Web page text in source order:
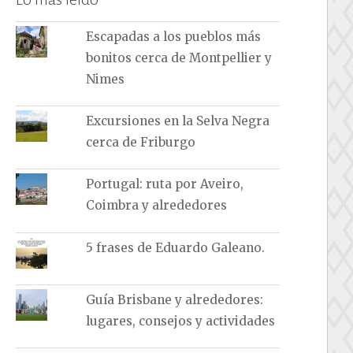
Escapadas a los pueblos más
bonitos cerca de Montpellier y
Nimes
Excursiones en la Selva Negra
cerca de Friburgo
Portugal: ruta por Aveiro,
Coimbra y alrededores
5 frases de Eduardo Galeano.
Guía Brisbane y alrededores:
lugares, consejos y actividades